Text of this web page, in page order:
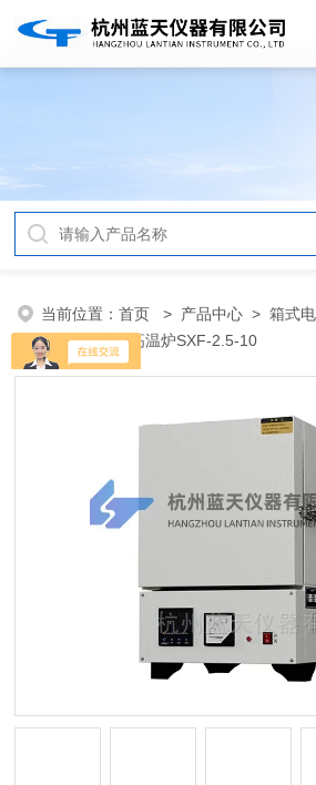
当前位置：首页 > 产品中心 >箱式
炉
> 可编程高温炉SXF-2.5-10